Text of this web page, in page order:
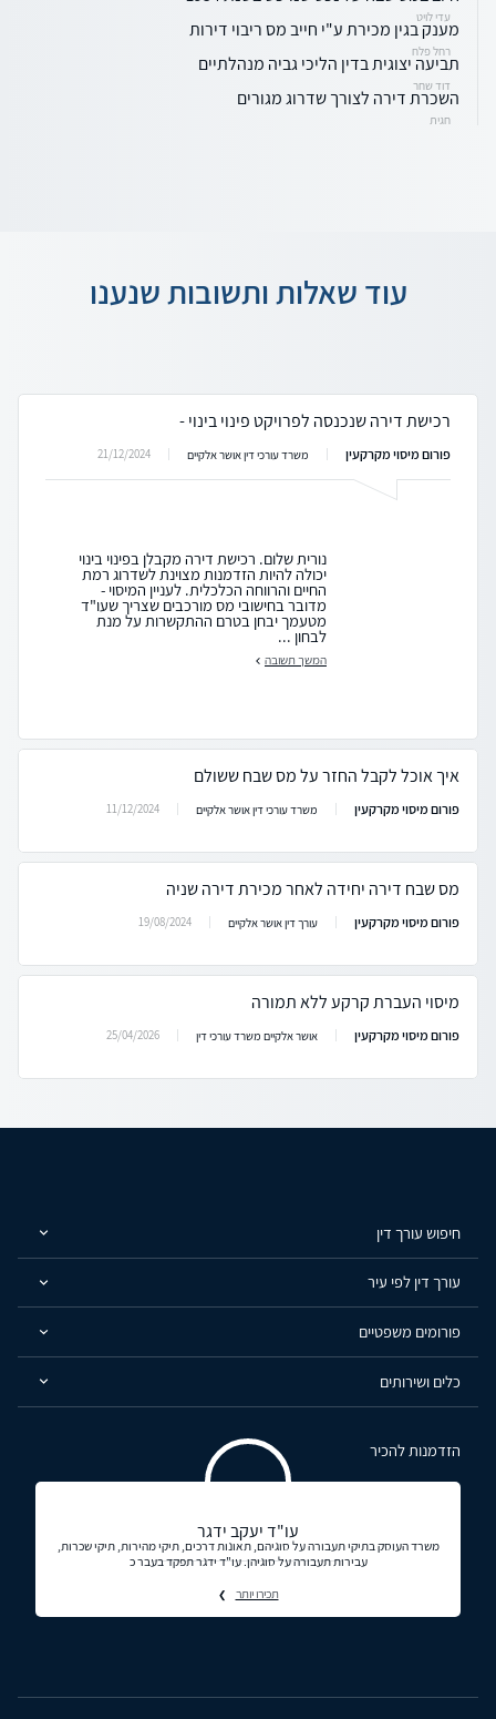
עדי לויט
מענק בגין מכירת ע"י חייב מס ריבוי דירות
רחל פלח
תביעה יצוגית בדין הליכי גביה מנהלתיים
דוד שחר
השכרת דירה לצורך שדרוג מגורים
חגית
עוד שאלות ותשובות שנענו
רכישת דירה שנכנסה לפרויקט פינוי בינוי -
פורום מיסוי מקרקעין משרד עורכי דין אושר אלקיים 21/12/2024
נורית שלום. רכישת דירה מקבלן בפינוי בינוי
יכולה להיות הזדמנות מצוינת לשדרוג רמת
החיים והרווחה הכלכלית. לעניין המיסוי -
מדובר בחישובי מס מורכבים שצריך שעו"ד
מטעמך יבחן בטרם ההתקשרות על מנת
לבחון ...
המשך תשובה
איך אוכל לקבל החזר על מס שבח ששולם
פורום מיסוי מקרקעין משרד עורכי דין אושר אלקיים 11/12/2024
מס שבח דירה יחידה לאחר מכירת דירה שניה
פורום מיסוי מקרקעין עורך דין אושר אלקיים 19/08/2024
מיסוי העברת קרקע ללא תמורה
פורום מיסוי מקרקעין אושר אלקיים משרד עורכי דין 25/04/2026
חיפוש עורך דין
עורך דין לפי עיר
פורומים משפטיים
כלים ושירותים
הזדמנות להכיר
עו"ד יעקב ידגר
משרד העוסק בתיקי תעבורה על סוגיהם, תאונות דרכים, תיקי מהירות, תיקי שכרות,
עבירות תעבורה על סוגיהן. עו"ד ידגר תפקד בעבר כ
תכירו יותר